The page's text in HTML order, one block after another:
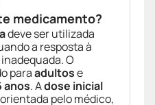
medicamento?
deve ser utilizada
a resposta à
O
paraadultose
anos. Adose inicial
pelo médico,